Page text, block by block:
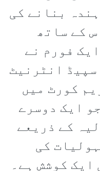
بنانے کی
کے ساتھ
فورم نے
انٹرنیٹ
کورٹ میں
ایک دوسرے
کے ذریعے
کی
ایک کوشش ہے۔